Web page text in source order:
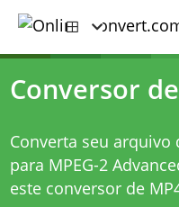
Conversor
Converta seu arquivo
para MPEG-2
este conversor de